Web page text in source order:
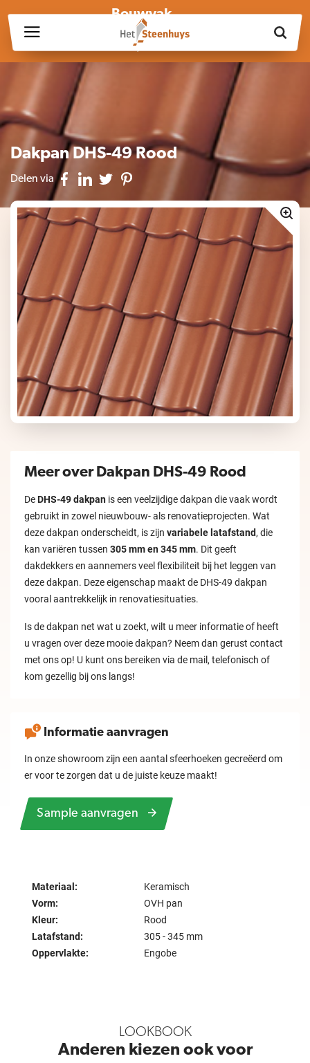
Bouwvak
Wij zijn wegens de bouwvak gesloten op vrijdag 17 juli en in
week 30, 31 en 32.
Dakpan DHS-49 Rood
Delen via
Meer over Dakpan DHS-49 Rood
DeDHS-49 dakpan is een veelzijdige dakpan die vaak wordt
gebruikt in zowel nieuwbouw- als renovatieprojecten. Wat
deze dakpan onderscheidt, is zijn variabele latafstand, die
kan variëren tussen 305 mm en 345 mm. Dit geeft
dakdekkers en aannemers veel flexibiliteit bij het leggen van
deze dakpan. Deze eigenschap maakt de DHS-49 dakpan
vooral aantrekkelijk in renovatiesituaties.
Is de dakpan net wat u zoekt, wilt u meer informatie of heeft
u vragen over deze mooie dakpan? Neem dan gerust contact
met ons op! U kunt ons bereiken via de mail, telefonisch of
kom gezellig bij ons langs!
Informatie aanvragen
In onze showroom zijn een aantal sfeerhoeken gecreëerd om
er voor te zorgen dat u de juiste keuze maakt!
Sample aanvragen
Materiaal:
Keramisch
Vorm:
OVH pan
Kleur:
Rood
Latafstand:
305 - 345 mm
Oppervlakte:
Engobe
LOOKBOOK
Anderen kiezen ook voor